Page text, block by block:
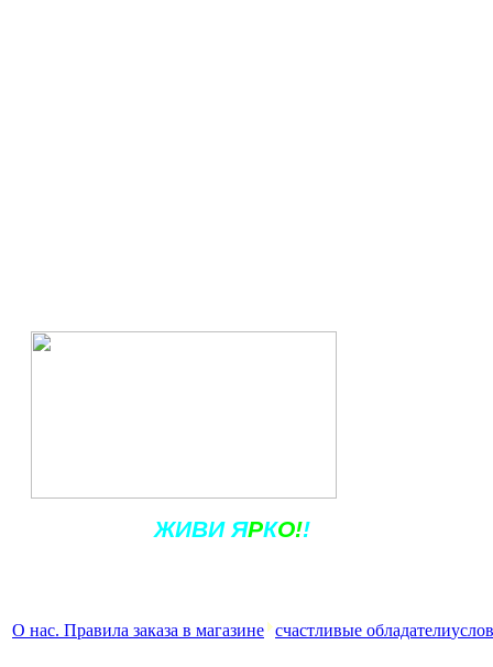
ЖИВИ ЯРКО!!
О нас. Правила заказа в магазине счастливые обладатели